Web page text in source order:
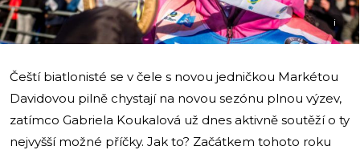
i
Čeští biatlonisté se v čele s novou jedničkou Markétou
Davidovou pilně chystají na novou sezónu plnou výzev,
zatímco Gabriela Koukalová už dnes aktivně soutěží o ty
nejvyšší možné příčky. Jak to? Začátkem tohoto roku